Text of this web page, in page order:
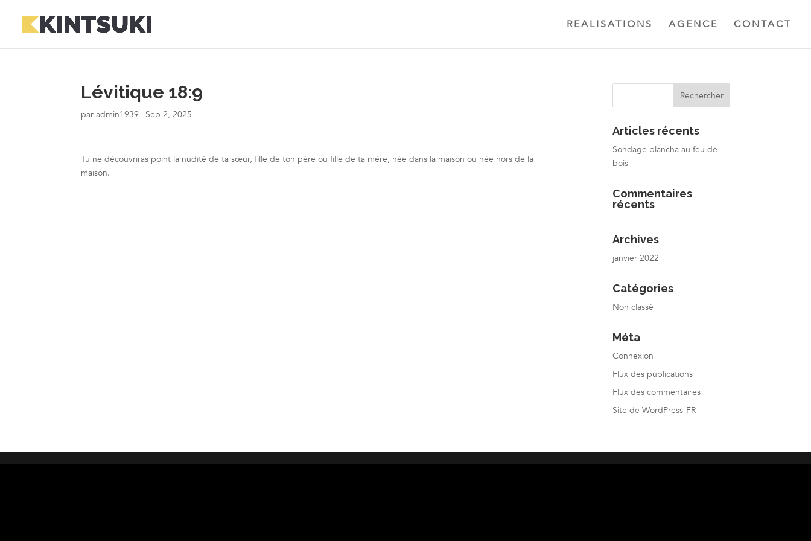
REALISATIONS AGENCE CONTACT
Lévitique 18:9
paradmin1939 | Sep 2, 2025
Tu ne découvriras point la nudité de ta sœur, fille de ton père ou fille de ta mère, née dans la maison ou née hors de la
maison.
Articles récents
Sondage plancha au feu de
bois
Commentaires
récents
Archives
janvier 2022
Catégories
Non classé
Méta
Connexion
Flux des publications
Flux des commentaires
Site de WordPress-FR